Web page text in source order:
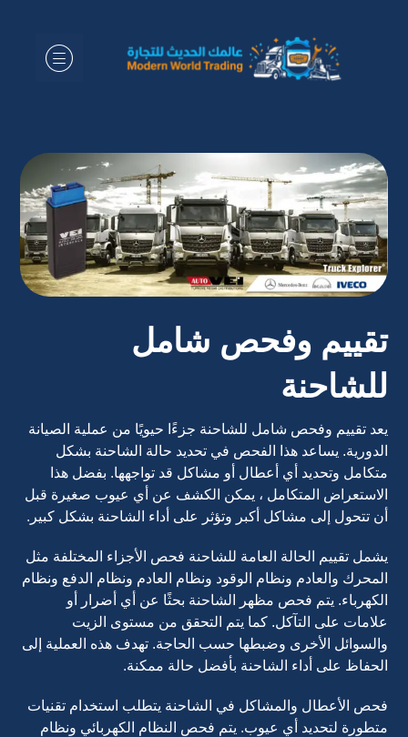
تقييم وفحص شامل
للشاحنة
يعد تقييم وفحص شامل للشاحنة جزءًا حيويًا من عملية الصيانة
الدورية. يساعد هذا الفحص في تحديد حالة الشاحنة بشكل
متكامل وتحديد أي أعطال أو مشاكل قد تواجهها. بفضل هذا
الاستعراض المتكامل ، يمكن الكشف عن أي عيوب صغيرة قبل
أن تتحول إلى مشاكل أكبر وتؤثر على أداء الشاحنة بشكل كبير.
يشمل تقييم الحالة العامة للشاحنة فحص الأجزاء المختلفة مثل
المحرك والعادم ونظام الوقود ونظام العادم ونظام الدفع ونظام
الكهرباء. يتم فحص مظهر الشاحنة بحثًا عن أي أضرار أو
علامات على التآكل. كما يتم التحقق من مستوى الزيت
والسوائل الأخرى وضبطها حسب الحاجة. تهدف هذه العملية إلى
الحفاظ على أداء الشاحنة بأفضل حالة ممكنة.
فحص الأعطال والمشاكل في الشاحنة يتطلب استخدام تقنيات
متطورة لتحديد أي عيوب. يتم فحص النظام الكهربائي ونظام